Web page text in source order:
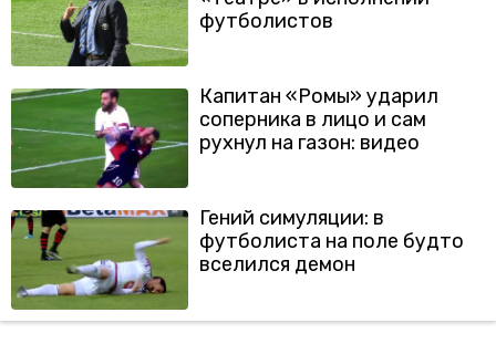
футболистов
Капитан «Ромы» ударил
соперника в лицо и сам
рухнул на газон: видео
Гений симуляции: в
футболиста на поле будто
вселился демон